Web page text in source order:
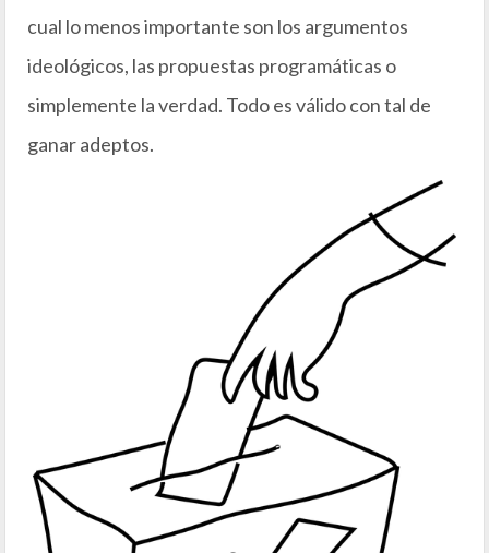
cual lo menos importante son los argumentos
ideológicos, las propuestas programáticas o
simplemente la verdad. Todo es válido con tal de
ganar adeptos.